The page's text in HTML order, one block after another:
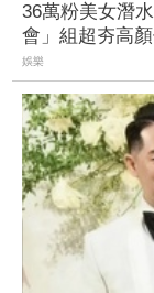
36萬粉美女潛
會」組超夯高
娛樂